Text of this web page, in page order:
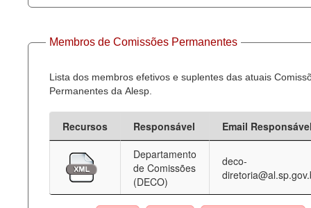
Membros de Comissões Permanentes
Lista dos membros efetivos e suplentes das atuais
Permanentes da Alesp.
Recursos Responsável
Email
Departamento
de Comissões
(DECO)
deco-